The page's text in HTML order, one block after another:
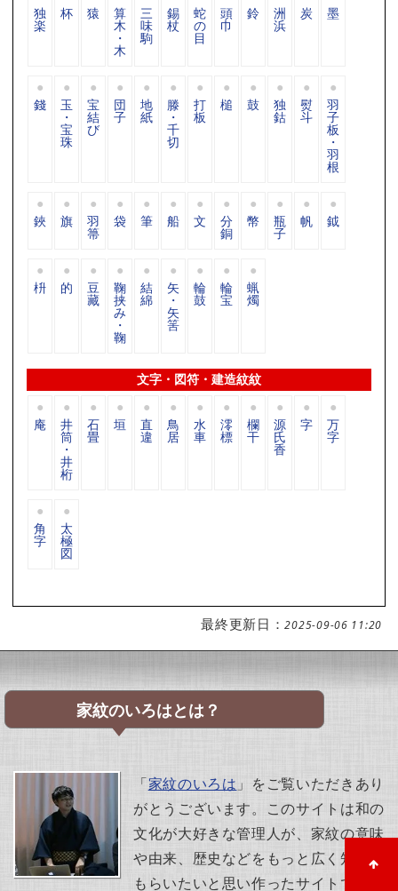
独
楽
杯 猿 算
木
・
木
三
味
駒
錫
杖
蛇
の
目
頭
巾
鈴 洲
浜
炭 墨
錢 玉
・
宝
珠
宝
結
び
団
子
地
紙
滕
・
千
切
打
板
槌 鼓 独
鈷
熨
斗
羽
子
板
・
羽
根
鋏 旗 羽
箒
袋 筆 船 文 分
銅
幣 瓶
子
帆 鉞
枡 的 豆
藏
鞠
挟
み
・
鞠
結
綿
矢
・
矢
筈
輪
鼓
輪
宝
蝋
燭
文字・図符・建造紋紋
庵 井
筒
・
井
桁
石
畳
垣 直
違
鳥
居
水
車
澪
標
欄
干
源
氏
香
字 万
字
角
字
太
極
図
最終更新日：2025-09-06 11:20
家紋のいろはとは？
「家紋のいろは 」をご覧いただきあり
がとうございます。このサイトは和の
文化が大好きな管理人が、家紋の意味
や由来、歴史などをもっと広く知って
もらいたいと思い作ったサイトです。